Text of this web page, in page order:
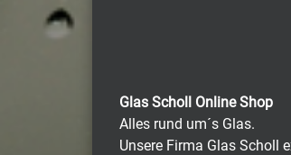
Glas Scholl Online Shop
Alles rund um´s Glas.
Unsere Firma Glas Scholl